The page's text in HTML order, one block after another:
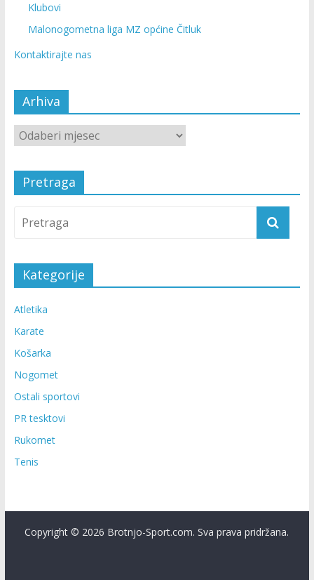
Klubovi
Malonogometna liga MZ općine Čitluk
Kontaktirajte nas
Arhiva
Pretraga
Kategorije
Atletika
Karate
Košarka
Nogomet
Ostali sportovi
PR tesktovi
Rukomet
Tenis
Copyright © 2026 Brotnjo-Sport.com. Sva prava pridržana.